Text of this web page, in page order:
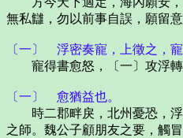
無私讎，勿以前事自誤，願留
〔一〕 浮密奏寵，上徵之，
寵得書愈怒，〔一〕攻浮轉
〔一〕 愈猶益也。
時二郡畔戾，北州憂恐，浮
之師。魏公子顧朋友之要，觸